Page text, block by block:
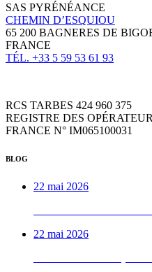
SAS PYRÉNÉANCE
CHEMIN D’ESQUIOU
65 200 BAGNERES DE
FRANCE
TÉL. +33 5 59 53 61 93
RCS TARBES 424 960 375
REGISTRE DES
FRANCE N° IM065100031
BLOG
22 mai 2026
22 mai 2026